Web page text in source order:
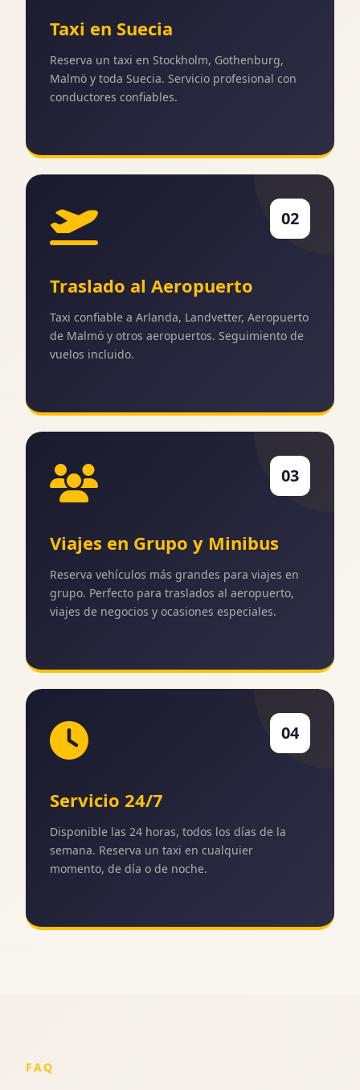
Taxi en Suecia
Reserva un taxi en Stockholm, Gothenburg,
Malmö y toda Suecia. Servicio profesional con
conductores confiables.
02
Traslado al Aeropuerto
Taxi confiable a Arlanda, Landvetter, Aeropuerto
de Malmö y otros aeropuertos. Seguimiento de
vuelos incluido.
03
Viajes en Grupo y Minibus
Reserva vehículos más grandes para viajes en
grupo. Perfecto para traslados al aeropuerto,
viajes de negocios y ocasiones especiales.
04
Servicio 24/7
Disponible las 24 horas, todos los días de la
semana. Reserva un taxi en cualquier
momento, de día o de noche.
FAQ